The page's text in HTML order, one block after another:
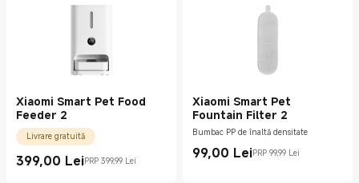
Xiaomi Smart Pet Food
Feeder 2
Livrare gratuită
399,00 Lei
Current Price Lei399.00PRP 399,99 Lei
Preț de comercializare 399,99 Lei
Xiaomi Smart Pet
Fountain Filter 2
Bumbac PP de înaltă densitate
99,00 Lei
Current Price Lei99.00
PRP 99,99 Lei
Preț de comercializare 99,99 Lei